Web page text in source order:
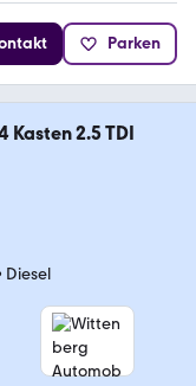
Parken
Kasten 2.5 TDI
Diesel